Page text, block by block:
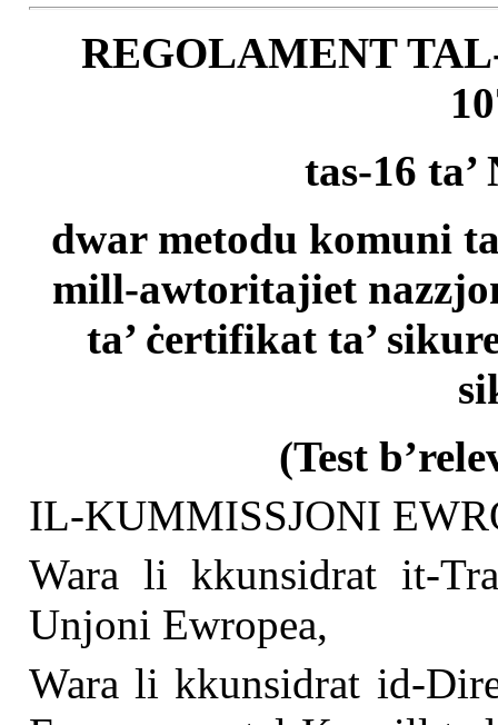
REGOLAMENT
tas-16 ta’
dwar metodu komuni
mill-awtoritajiet
ta’ ċertifikat ta’
(Test
IL-KUMMISSJONI
Wara li kkunsidrat it-
Unjoni Ewropea,
Wara li kkunsidrat id-